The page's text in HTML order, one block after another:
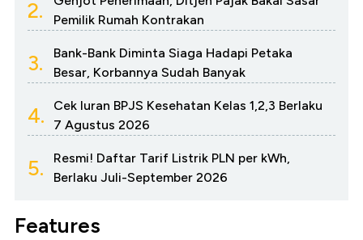
2.
Pemilik Rumah Kontrakan
3.
Bank-Bank Diminta Siaga Hadapi Petaka
Besar, Korbannya Sudah Banyak
4.
Cek Iuran BPJS Kesehatan Kelas 1,2,3 Berlaku
7 Agustus 2026
5.
Resmi! Daftar Tarif Listrik PLN per kWh,
Berlaku Juli-September 2026
Features